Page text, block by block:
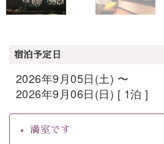
宿泊予定日
2026年9月05日(土) 〜
2026年9月06日(日) [ 1泊 ]
満室です